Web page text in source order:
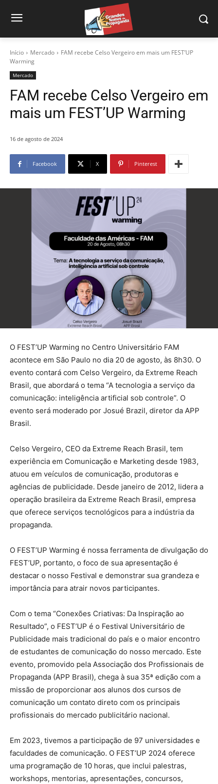
Início Mercado
FAM recebe Celso Vergeiro em mais um FEST’UP
Warming
Mercado
FAM recebe Celso Vergeiro em
mais um FEST’UP Warming
16 de agosto de 2024
Facebook X Pinterest
O FEST’UP Warming no Centro Universitário FAM
acontece em São Paulo no dia 20 de agosto, às 8h30. O
evento contará com Celso Vergeiro, da Extreme Reach
Brasil, que abordará o tema “A tecnologia a serviço da
comunicação: inteligência artificial sob controle”. O
evento será moderado por Josué Brazil, diretor da APP
Brasil.
Celso Vergeiro, CEO da Extreme Reach Brasil, tem
experiência em Comunicação e Marketing desde 1983,
atuou em veículos de comunicação, produtoras e
agências de publicidade. Desde janeiro de 2012, lidera a
operação brasileira da Extreme Reach Brasil, empresa
que oferece serviços tecnológicos para a indústria da
propaganda.
O FEST’UP Warming é nossa ferramenta de divulgação do
FEST’UP, portanto, o foco de sua apresentação é
destacar o nosso Festival e demonstrar sua grandeza e
importância para atrair novos participantes.
Com o tema “Conexões Criativas: Da Inspiração ao
Resultado”, o FEST’UP é o Festival Universitário de
Publicidade mais tradicional do país e o maior encontro
de estudantes de comunicação do nosso mercado. Este
evento, promovido pela Associação dos Profissionais de
Propaganda (APP Brasil), chega à sua 35ª edição com a
missão de proporcionar aos alunos dos cursos de
comunicação um contato direto com os principais
profissionais do mercado publicitário nacional.
Em 2023, tivemos a participação de 97 universidades e
faculdades de comunicação. O FEST’UP 2024 oferece
uma programação de 10 horas, que inclui palestras,
workshops, mentorias, apresentações, concursos,